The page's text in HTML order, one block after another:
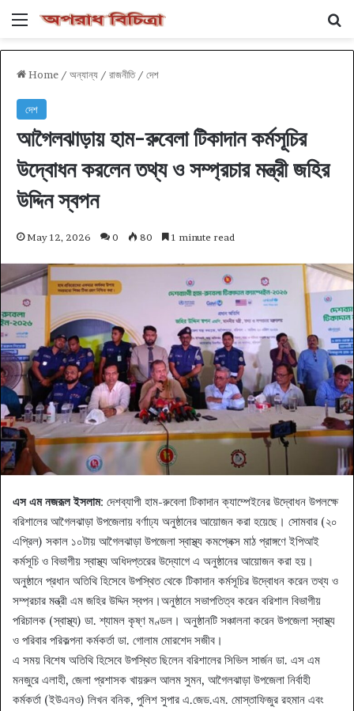
Menu
Home / অন্যান্য / রাজনীতি / দেশ
দেশ
আগৈলঝাড়ায় হাম-রুবেলা টিকাদান কর্মসূচির
উদ্বোধন করলেন তথ্য ও সম্প্রচার মন্ত্রী জহির
উদ্দিন স্বপন
May 12, 2026 0 80 1 minute read
এস এম নজরূল ইসলাম: দেশব্যাপী হাম-রুবেলা টিকাদান ক্যাম্পেইনের উদ্বোধন উপলক্ষে
বরিশালের আগৈলঝাড়া উপজেলায় বর্ণাঢ্য অনুষ্ঠানের আয়োজন করা হয়েছে। সোমবার (২০
এপ্রিল) সকাল ১০টায় আগৈলঝাড়া উপজেলা স্বাস্থ্য কমপ্লেক্স মাঠ প্রাঙ্গণে ইপিআই
কর্মসূচি ও বিভাগীয় স্বাস্থ্য অধিদপ্তরের উদ্যোগে এ অনুষ্ঠানের আয়োজন করা হয়।
অনুষ্ঠানে প্রধান অতিথি হিসেবে উপস্থিত থেকে টিকাদান কর্মসূচির উদ্বোধন করেন তথ্য ও
সম্প্রচার মন্ত্রী এম জহির উদ্দিন স্বপন।অনুষ্ঠানে সভাপতিত্ব করেন বরিশাল বিভাগীয়
পরিচালক (স্বাস্থ্য) ডা. শ্যামল কৃষ্ণ মণ্ডল। অনুষ্ঠানটি সঞ্চালনা করেন উপজেলা স্বাস্থ্য
ও পরিবার পরিকল্পনা কর্মকর্তা ডা. গোলাম মোরশেদ সজীব।
এ সময় বিশেষ অতিথি হিসেবে উপস্থিত ছিলেন বরিশালের সিভিল সার্জন ডা. এস এম
মনজুরে এলাহী, জেলা প্রশাসক খায়রুল আলম সুমন, আগৈলঝাড়া উপজেলা নির্বাহী
কর্মকর্তা (ইউএনও) লিখন বনিক, পুলিশ সুপার এ.জেড.এম. মোস্তাফিজুর রহমান এবং